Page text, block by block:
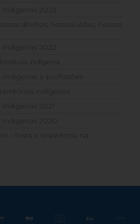
Indígenas 2023
direitos, nossas vidas, nossas
2022
indígena
e profissões
indígenas
2021
2020
– festa e resistência na